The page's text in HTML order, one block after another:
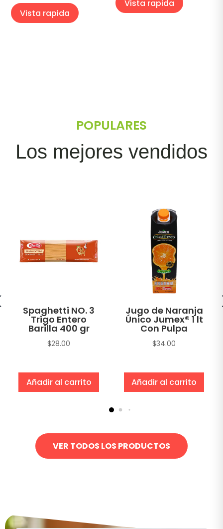
Vista rapida
Vista rapida
POPULARES
Los mejores vendidos
Spaghetti NO. 3
Trigo Entero
Barilla 400 gr
$28.00
Añadir al carrito
Jugo de Naranja
Único Jumex® 1 lt
Con Pulpa
$34.00
Añadir al carrito
VER TODOS LOS PRODUCTOS